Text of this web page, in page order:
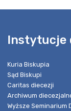
Instytucje
Kuria Biskupia
Sąd Biskupi
Caritas diecezji
Archiwum
Wyższe Seminarium